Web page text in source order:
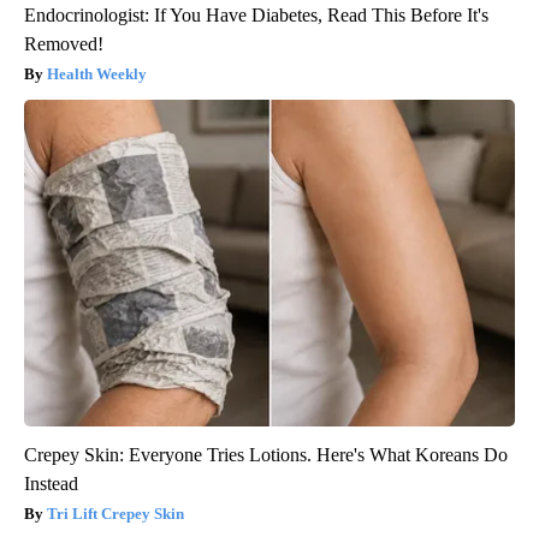
Endocrinologist: If You Have Diabetes, Read This Before It's
Removed!
Health Weekly
Crepey Skin: Everyone Tries Lotions. Here's What Koreans Do
Instead
Tri Lift Crepey Skin